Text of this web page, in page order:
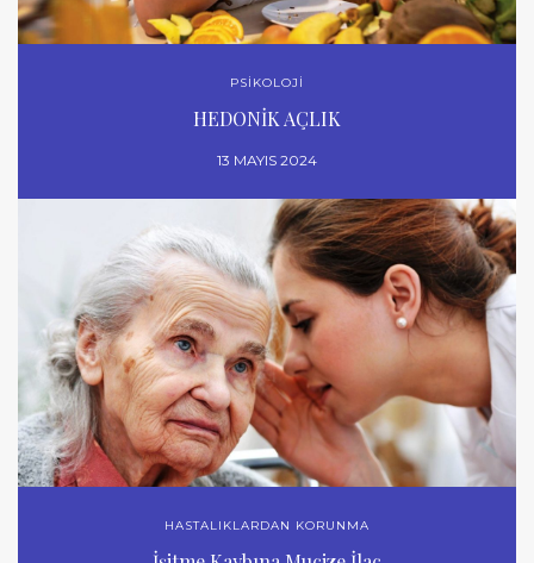
PSİKOLOJİ
HEDONİK AÇLIK
13 MAYIS 2024
HASTALIKLARDAN KORUNMA